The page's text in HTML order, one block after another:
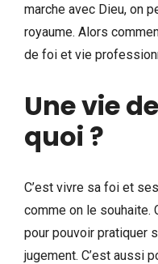
marche avec Dieu, on
royaume. Alors
de foi et vie
Une vie
quoi ?
C’est vivre sa foi et
comme on le souhaite.
pour pouvoir pratiquer
jugement. C’est aussi